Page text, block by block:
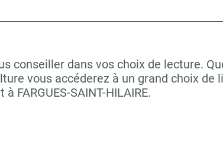
conseiller dans vos choix de lecture.
vous accéderez à un grand choix de
SAINT-HILAIRE.